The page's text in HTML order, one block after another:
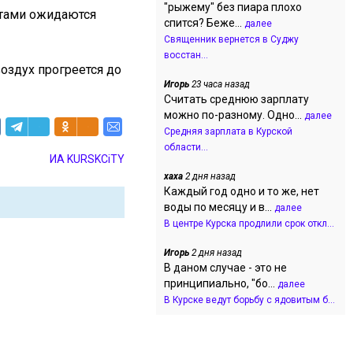
ожидаются
прогреется до
ИА KURSKCiTY
"рыжему" без пиара плохо
спится? Беже... далее
Священник вернется в Суджу
восстан...
Игорь 23 часа назад
Считать среднюю зарплату
можно по-разному. Одно... далее
Средняя зарплата в Курской
области...
хаха 2 дня назад
Каждый год одно и то же, нет
воды по месяцу и в... далее
В центре Курска продлили срок откл...
Игорь 2 дня назад
В даном случае - это не
принципиально, "бо... далее
В Курске ведут борьбу с ядовитым б...